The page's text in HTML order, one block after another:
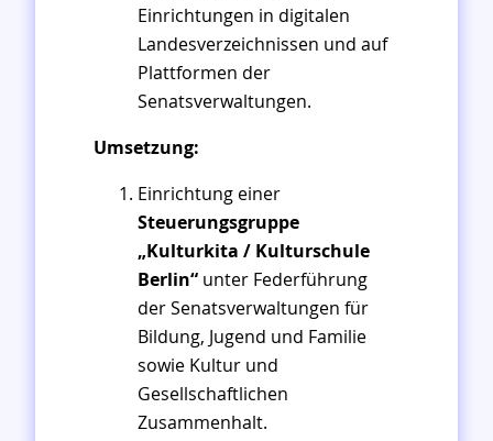
Einrichtungen in digitalen
Landesverzeichnissen und auf
Plattformen der
Senatsverwaltungen.
Umsetzung:
Einrichtung einer
Steuerungsgruppe
„Kulturkita / Kulturschule
Berlin“unter Federführung
der Senatsverwaltungen für
Bildung, Jugend und Familie
sowie Kultur und
Gesellschaftlichen
Zusammenhalt.